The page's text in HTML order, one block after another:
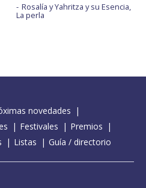
Rosalía y Yahritza y su Esencia,
La perla
novedades
Festivales
Premios
Listas Guía / directorio